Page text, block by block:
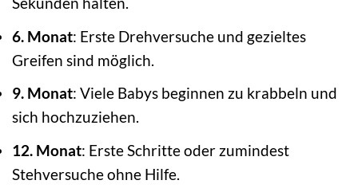
6. Monat: Erste Drehversuche und gezieltes
Greifen sind möglich.
9. Monat: Viele Babys beginnen zu krabbeln und
sich hochzuziehen.
12. Monat: Erste Schritte oder zumindest
Stehversuche ohne Hilfe.